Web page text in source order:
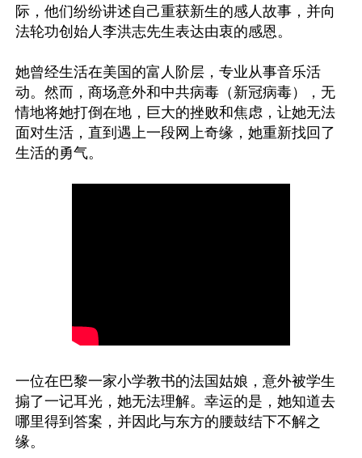
际，他们纷纷讲述自己重获新生的感人故事，并向
法轮功创始人李洪志先生表达由衷的感恩。
她曾经生活在美国的富人阶层，专业从事音乐活
动。然而，商场意外和中共病毒（新冠病毒），无
情地将她打倒在地，巨大的挫败和焦虑，让她无法
面对生活，直到遇上一段网上奇缘，她重新找回了
生活的勇气。
一位在巴黎一家小学教书的法国姑娘，意外被学生
搧了一记耳光，她无法理解。幸运的是，她知道去
哪里得到答案，并因此与东方的腰鼓结下不解之
缘。